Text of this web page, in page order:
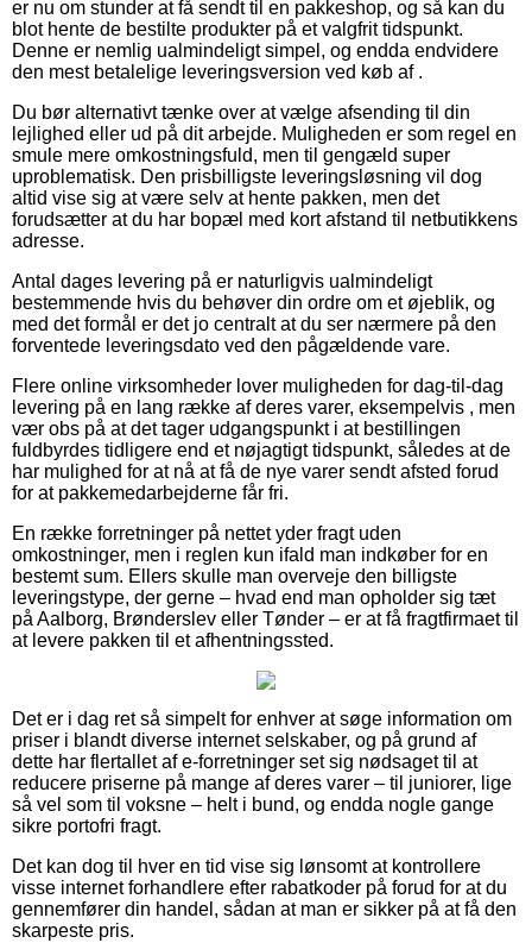
er nu om stunder at få sendt til en pakkeshop, og så kan du
blot hente de bestilte produkter på et valgfrit tidspunkt.
Denne er nemlig ualmindeligt simpel, og endda endvidere
den mest betalelige leveringsversion ved køb af .
Du bør alternativt tænke over at vælge afsending til din
lejlighed eller ud på dit arbejde. Muligheden er som regel en
smule mere omkostningsfuld, men til gengæld super
uproblematisk. Den prisbilligste leveringsløsning vil dog
altid vise sig at være selv at hente pakken, men det
forudsætter at du har bopæl med kort afstand til netbutikkens
adresse.
Antal dages levering på er naturligvis ualmindeligt
bestemmende hvis du behøver din ordre om et øjeblik, og
med det formål er det jo centralt at du ser nærmere på den
forventede leveringsdato ved den pågældende vare.
Flere online virksomheder lover muligheden for dag-til-dag
levering på en lang række af deres varer, eksempelvis , men
vær obs på at det tager udgangspunkt i at bestillingen
fuldbyrdes tidligere end et nøjagtigt tidspunkt, således at de
har mulighed for at nå at få de nye varer sendt afsted forud
for at pakkemedarbejderne får fri.
En række forretninger på nettet yder fragt uden
omkostninger, men i reglen kun ifald man indkøber for en
bestemt sum. Ellers skulle man overveje den billigste
leveringstype, der gerne – hvad end man opholder sig tæt
på Aalborg, Brønderslev eller Tønder – er at få fragtfirmaet til
at levere pakken til et afhentningssted.
Det er i dag ret så simpelt for enhver at søge information om
priser i blandt diverse internet selskaber, og på grund af
dette har flertallet af e-forretninger set sig nødsaget til at
reducere priserne på mange af deres varer – til juniorer, lige
så vel som til voksne – helt i bund, og endda nogle gange
sikre portofri fragt.
Det kan dog til hver en tid vise sig lønsomt at kontrollere
visse internet forhandlere efter rabatkoder på forud for at du
gennemfører din handel, sådan at man er sikker på at få den
skarpeste pris.